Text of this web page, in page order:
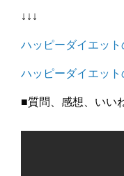
↓↓↓
ハッピーダイエッ
ハッピーダイエッ
■質問、感想、いい